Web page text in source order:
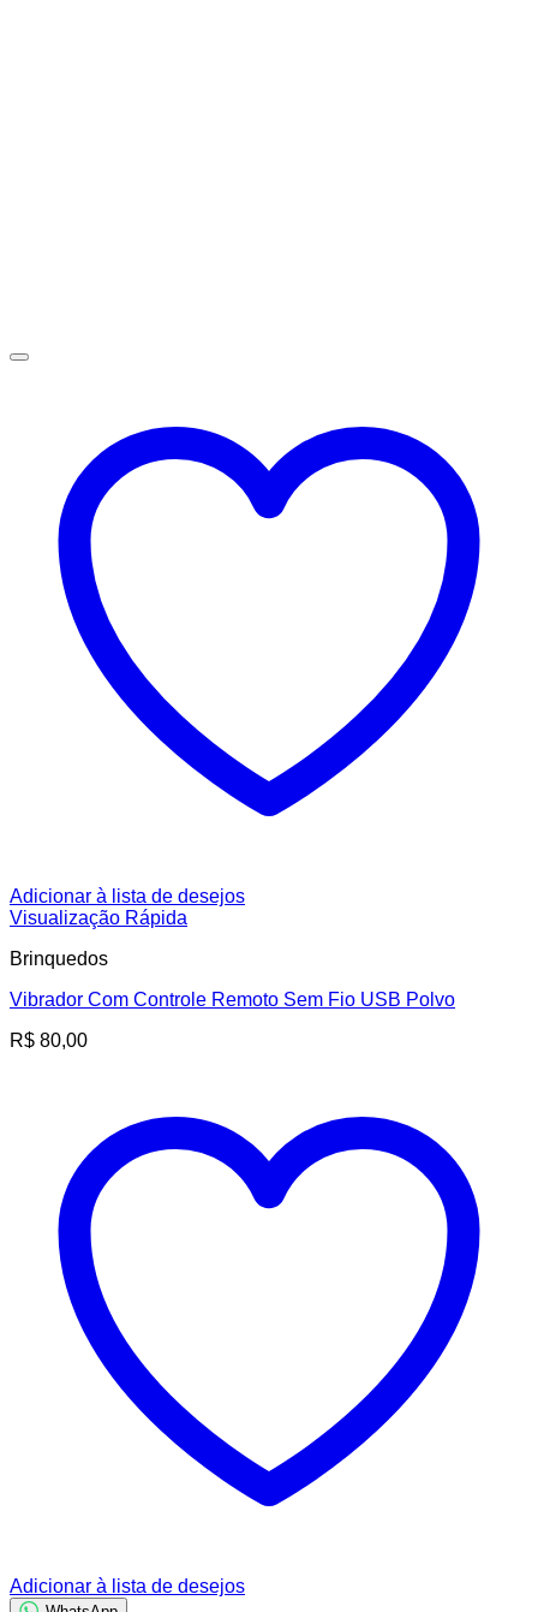
Adicionar à lista de desejos
Visualização Rápida
Brinquedos
Vibrador Com Controle Remoto Sem Fio USB Polvo
R$ 80,00
Adicionar à lista de desejos